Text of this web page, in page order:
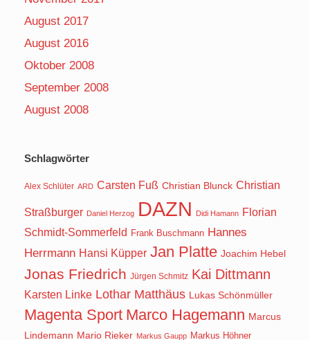
August 2017
August 2016
Oktober 2008
September 2008
August 2008
Schlagwörter
Alex Schlüter ARD Carsten Fuß Christian Blunck Christian
Straßburger Daniel Herzog DAZN Didi Hamann Florian
Schmidt-Sommerfeld Frank Buschmann Hannes
Herrmann Hansi Küpper Jan Platte Joachim Hebel
Jonas Friedrich Jürgen Schmitz Kai Dittmann
Karsten Linke Lothar Matthäus Lukas Schönmüller
Magenta Sport Marco Hagemann Marcus
Lindemann Mario Rieker Markus Gaupp Markus Höhner